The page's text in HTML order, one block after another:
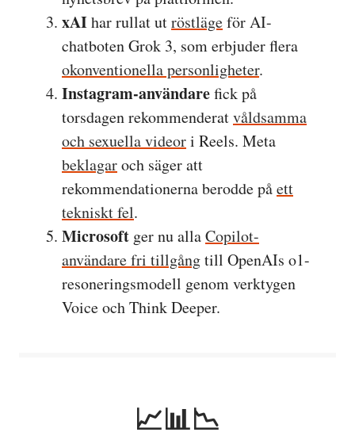
xAIhar rullat utröstlägeför AI-
chatboten Grok 3, som erbjuder flera
okonventionella personligheter.
Instagram-användarefick på
torsdagen rekommenderatvåldsamma
och sexuella videori Reels. Meta
beklagaroch säger att
rekommendationerna berodde påett
tekniskt fel.
Microsoft ger nu allaCopilot-
användare fri tillgångtill OpenAIs o1-
resoneringsmodell genom verktygen
Voice och Think Deeper.
📈📊📉